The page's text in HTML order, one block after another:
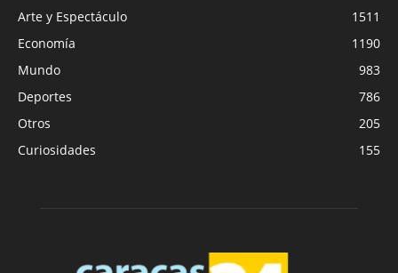
Arte y Espectáculo
1511
Economía
1190
Mundo
983
Deportes
786
Otros
205
Curiosidades
155